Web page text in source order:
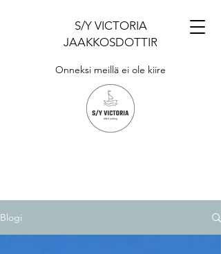
S/Y VICTORIA
JAAKKOSDOTTIR
Onneksi meillä ei ole kiire
Blogi